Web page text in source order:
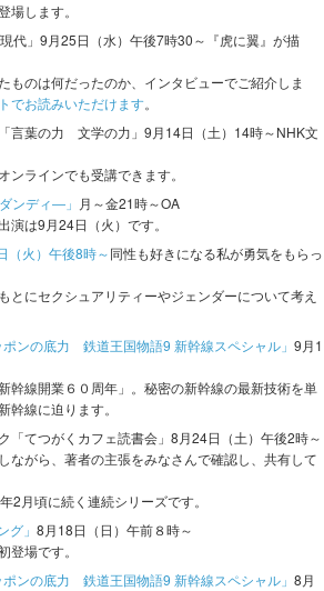
場します。
代」9月25日（水）午後7時30～『虎に翼』が描
ものは何だったのか、インタビューでご紹介しま
でお読みいただけます。
「言葉の力 文学の力」9月14日（土）14時～NHK文
ンラインでも受講できます。
ンディ―」 月～金21時～OA
演は9月24日（火）です。
（火）午後8時～同性も好きになる私が勇気をもらっ
とにセクシュアリティーやジェンダーについて考え
ポンの底力 鉄道王国物語9 新幹線スペシャル」 9月1
幹線開業６０周年」。秘密の新幹線の最新技術を単
幹線に迫ります。
「てつがくカフェ読書会」8月24日（土）午後2時～
ながら、著者の主張をみなさんで確認し、共有して
2月頃に続く連続シリーズです。
グ」 8月18日（日）午前８時～
登場です。
ポンの底力 鉄道王国物語9 新幹線スペシャル」 8月